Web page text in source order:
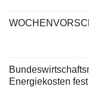
Energiekosten fest